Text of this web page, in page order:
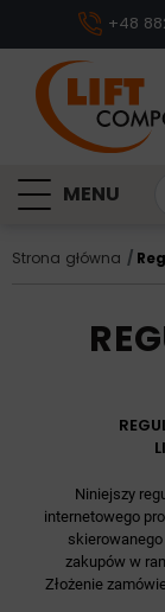
+48
MENU
Strona główna
Niniejszy
internetowego
zakupów w
Złożenie